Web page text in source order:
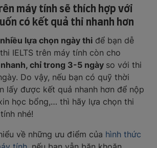
máy tính sẽ thích hợp với
có kết quả thi nhanh hơn
nhiều lựa chọn ngày thi để bạn dễ
IELTS trên máy tính còn cho
chỉ trong 3-5 ngày so với thi
Do vậy, nếu bạn có quỹ thời
lấy được kết quả nhanh hơn để nộp
học bổng,… thì hãy lựa chọn thi
nhé!
về những ưu điểm của hình thức